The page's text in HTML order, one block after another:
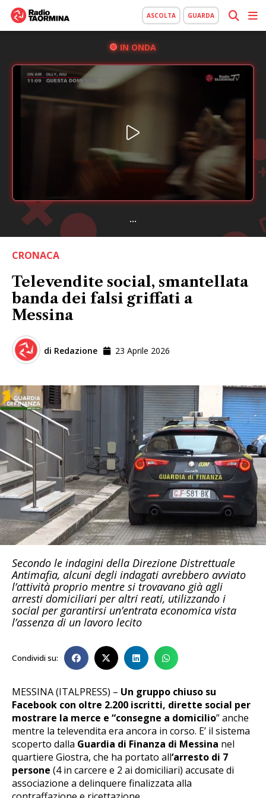
ASCOLTA GUARDA
IN ONDA
...
CRONACA
Televendite social, smantellata
banda dei falsi griffati a
Messina
di Redazione 23 Aprile 2026
Secondo le indagini della Direzione Distrettuale
Antimafia, alcuni degli indagati avrebbero avviato
l’attività proprio mentre si trovavano già agli
arresti domiciliari per altri reati, utilizzando i
social per garantirsi un’entrata economica vista
l’assenza di un lavoro lecito
Condividi su:
MESSINA (ITALPRESS) – Un gruppo chiuso su
Facebook con oltre 2.200 iscritti, dirette social per
mostrare la merce e “consegne a domicilio” anche
mentre la televendita era ancora in corso. E’ il sistema
scoperto dalla Guardia di Finanza di Messina nel
quartiere Giostra, che ha portato all‘arresto di 7
persone (4 in carcere e 2 ai domiciliari) accusate di
associazione a delinquere finalizzata alla